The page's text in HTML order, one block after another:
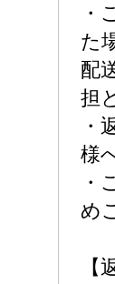
・
た
配
担
・
様
・
め
【